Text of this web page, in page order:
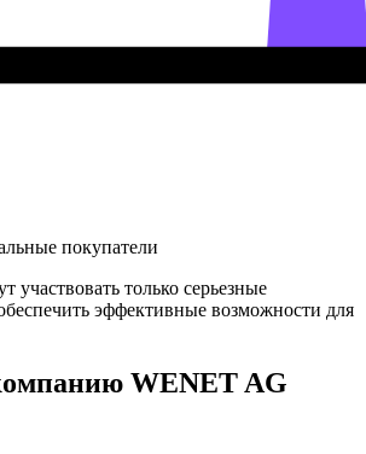
покупатели
участвовать только серьезные
эффективные возможности для
WENET AG